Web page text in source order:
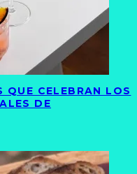
QUE CELEBRAN LOS
DE